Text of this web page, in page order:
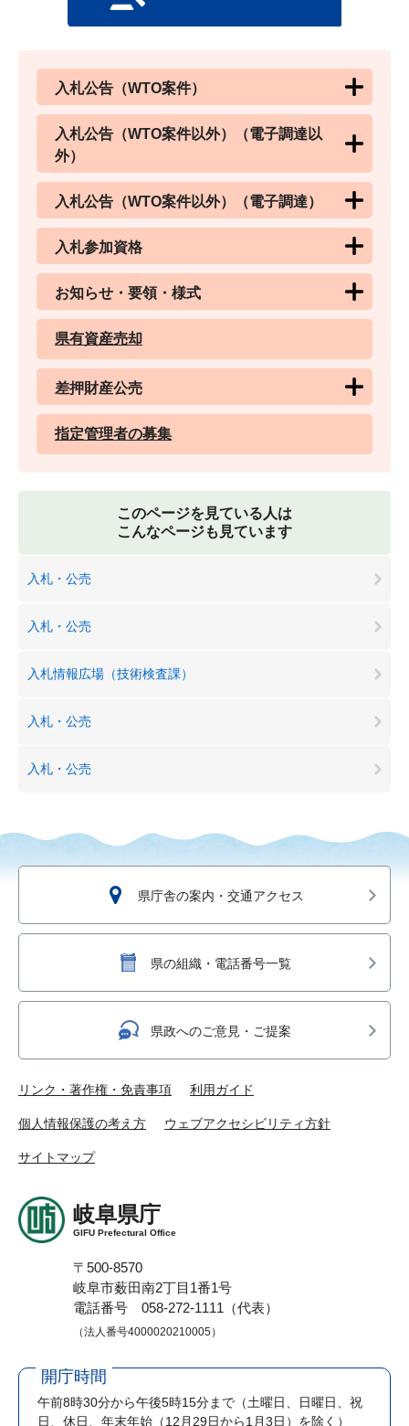
入札公告（WTO案件）
入札公告（WTO案件以外）（電子調達以
外）
入札公告（WTO案件以外）（電子調達）
入札参加資格
お知らせ・要領・様式
県有資産売却
差押財産公売
指定管理者の募集
このページを見ている人は
こんなページも見ています
入札・公売
入札・公売
入札情報広場（技術検査課）
入札・公売
入札・公売
県庁舎の案内・交通アクセス
県の組織・電話番号一覧
県政へのご意見・ご提案
リンク・著作権・免責事項 利用ガイド
個人情報保護の考え方 ウェブアクセシビリティ方針
サイトマップ
岐阜県庁
GIFU Prefectural Office
〒500-8570
岐阜市薮田南2丁目1番1号
電話番号 058-272-1111（代表）
（法人番号4000020210005）
開庁時間
午前8時30分から午後5時15分まで （土曜日、日曜日、祝
日、休日、年末年始（12月29日から1月3日）を除く）